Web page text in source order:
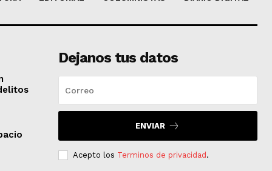
Dejanos tus datos
ENVIAR
Acepto los Terminos de privacidad.